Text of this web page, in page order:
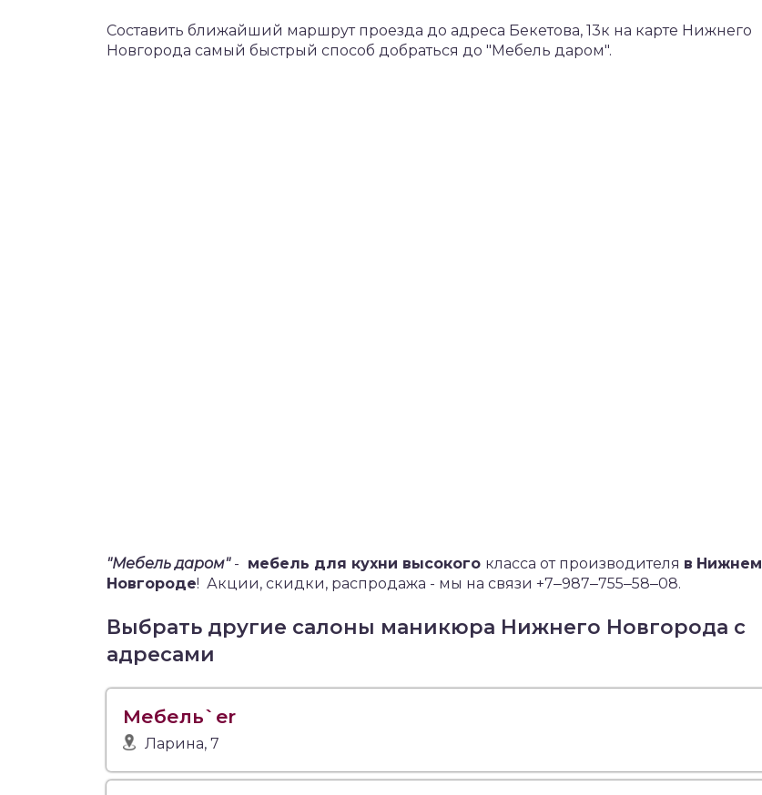
Составить ближайший маршрут проезда до адреса Бекетова, 13к на карте Нижнего
Новгорода самый быстрый способ добраться до "Мебель даром".
"Мебель даром"- мебель для кухни высокого класса от производителя в Нижнем
Новгороде! Акции, скидки, распродажа - мы на связи +7‒987‒755‒58‒08.
Выбрать другие салоны маникюра Нижнего Новгорода с
адресами
Мебель`er
Ларина, 7